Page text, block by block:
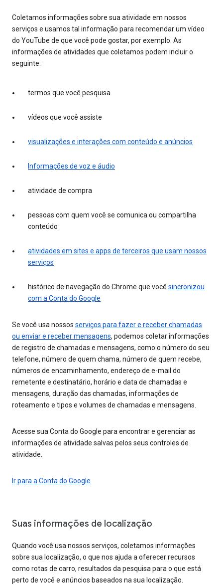
Coletamos informações sobre sua atividade em nossos
serviços e usamos tal informação para recomendar um vídeo
do YouTube de que você pode gostar, por exemplo. As
informações de atividades que coletamos podem incluir o
seguinte:
termos que você pesquisa
vídeos que você assiste
visualizações e interações com conteúdo e anúncios
Informações de voz e áudio
atividade de compra
pessoas com quem você se comunica ou compartilha
conteúdo
atividades em sites e apps de terceiros que usam nossos
serviços
histórico de navegação do Chrome que você sincronizou
com a Conta do Google
Se você usa nossos serviços para fazer e receber chamadas
ou enviar e receber mensagens, podemos coletar informações
de registro de chamadas e mensagens, como o número do seu
telefone, número de quem chama, número de quem recebe,
números de encaminhamento, endereço de e-mail do
remetente e destinatário, horário e data de chamadas e
mensagens, duração das chamadas, informações de
roteamento e tipos e volumes de chamadas e mensagens.
Acesse sua Conta do Google para encontrar e gerenciar as
informações de atividade salvas pelos seus controles de
atividade.
Ir para a Conta do Google
Suas informações de localização
Quando você usa nossos serviços, coletamos informações
sobre sua localização, o que nos ajuda a oferecer recursos
como rotas de carro, resultados da pesquisa para o que está
perto de você e anúncios baseados na sua localização.